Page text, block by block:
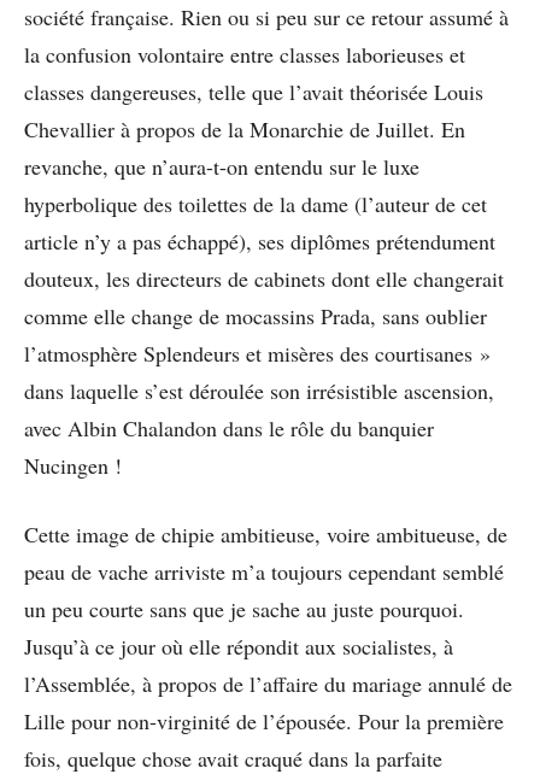
société française. Rien ou si peu sur ce retour assumé à
la confusion volontaire entre classes laborieuses et
classes dangereuses, telle que l’avait théorisée Louis
Chevallier à propos de la Monarchie de Juillet. En
revanche, que n’aura-t-on entendu sur le luxe
hyperbolique des toilettes de la dame (l’auteur de cet
article n’y a pas échappé), ses diplômes prétendument
douteux, les directeurs de cabinets dont elle changerait
comme elle change de mocassins Prada, sans oublier
l’atmosphère Splendeurs et misères des courtisanes »
dans laquelle s’est déroulée son irrésistible ascension,
avec Albin Chalandon dans le rôle du banquier
Nucingen !
Cette image de chipie ambitieuse, voire ambitueuse, de
peau de vache arriviste m’a toujours cependant semblé
un peu courte sans que je sache au juste pourquoi.
Jusqu’à ce jour où elle répondit aux socialistes, à
l’Assemblée, à propos de l’affaire du mariage annulé de
Lille pour non-virginité de l’épousée. Pour la première
fois, quelque chose avait craqué dans la parfaite